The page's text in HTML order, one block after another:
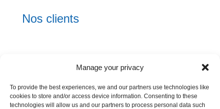
Manage your privacy
To provide the best experiences, we and our partners use technologies like
cookies to store and/or access device information. Consenting to these
technologies will allow us and our partners to process personal data such
Nos clients
Ils font confiance à notre
sel